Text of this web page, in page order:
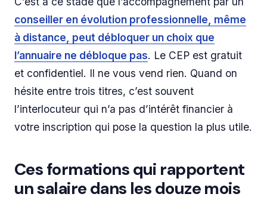
conseiller en évolution professionnelle, même
à distance, peut débloquer un choix que
l’annuaire ne débloque pas. Le CEP est gratuit
et confidentiel. Il ne vous vend rien. Quand on
hésite entre trois titres, c’est souvent
l’interlocuteur qui n’a pas d’intérêt financier à
votre inscription qui pose la question la plus utile.
Ces formations qui rapportent
un salaire dans les douze mois